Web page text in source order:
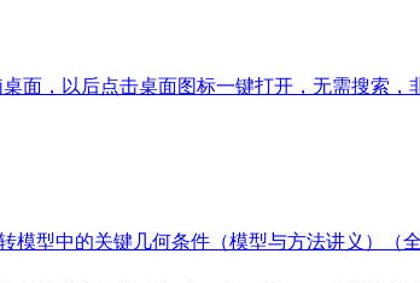
面，以后点击桌面图标一键打开，无需搜索，
模型中的关键几何条件（模型与方法讲义）（